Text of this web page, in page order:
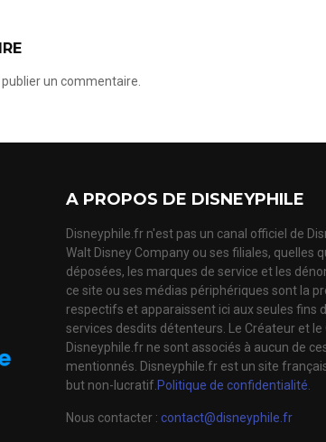
un commentaire.
A PROPOS DE DISNEYPHILE
Disneyphile.fr n'est pas un canal officiel de
Walt Disney Company ou ses filiales, quelles
déposées, les marques de service et les
ce site ou ses médias périphériques sont la
respectifs et apparaissent ici aux seules fins
services desdits détenteurs. Le Créateur et
Disneyphile.fr ne sont associés à aucun de
mentionnés. Disneyphile.fr est un site
but non-lucratif. Politique de confidentialité.
Nous contacter : contact@disneyphile.fr